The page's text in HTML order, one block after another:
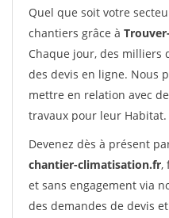
Quel que soit votre
chantiers grâce à
Chaque jour, des
des devis en ligne. Nous
mettre en relation avec
travaux pour leur Habitat.
Devenez dès à présent
chantier-climatisation.fr,
et sans engagement via
des demandes de devis